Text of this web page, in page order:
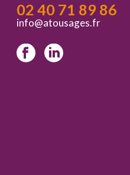
02 40 71 89 86
info@atousages.fr